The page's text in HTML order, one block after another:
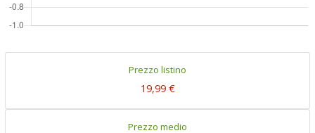
Prezzo listino
19,99 €
Prezzo medio